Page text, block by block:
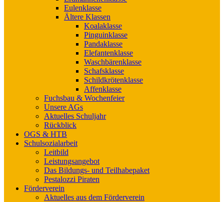
Eulenklasse
Ältere Klassen
Koalaklasse
Pinguinklasse
Pandaklasse
Elefantenklasse
Waschbärenklasse
Schafsklasse
Schildkrötenklasse
Affenklasse
Fuchsbau & Wochenfeier
Unsere AGs
Aktuelles Schuljahr
Rückblick
OGS & HTB
Schulsozialarbeit
Leitbild
Leistungsangebot
Das Bildungs- und Teilhabepaket
Pestalozzi Piraten
Förderverein
Aktuelles aus dem Förderverein